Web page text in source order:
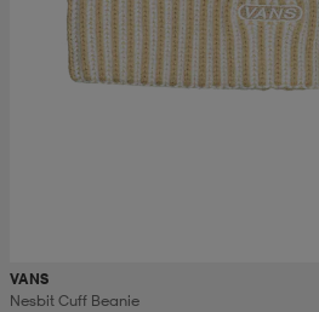
VANS
Nesbit Cuff Beanie